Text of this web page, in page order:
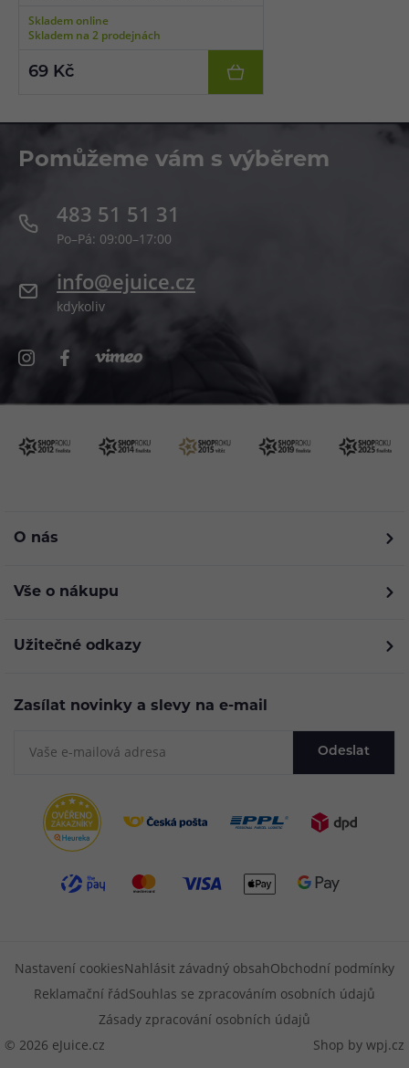
Skladem online
Skladem na 2 prodejnách
69 Kč
Pomůžeme vám s výběrem
483 51 51 31
Po–Pá: 09:00–17:00
info@ejuice.cz
kdykoliv
O nás
Vše o nákupu
Užitečné odkazy
Zasílat novinky a slevy na e-mail
Odeslat
© 2026 eJuice.cz
Nastavení cookiesNahlásit závadný obsahObchodní podmínky
Reklamační řádSouhlas se zpracováním osobních údajů
Zásady zpracování osobních údajů
Shop by wpj.cz